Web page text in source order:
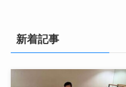
新着記事